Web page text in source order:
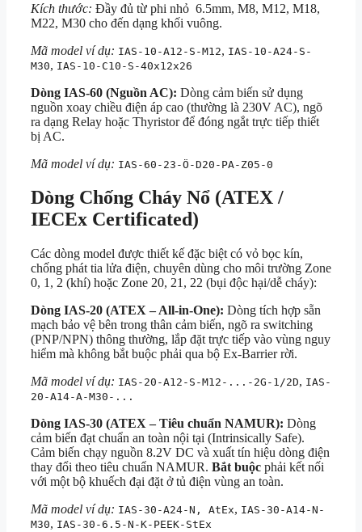
Kích thước: Đầy đủ từ phi nhỏ 6.5mm, M8, M12, M18,
M22, M30 cho đến dạng khối vuông.
Mã model ví dụ: IAS-10-A12-S-M12, IAS-10-A24-S-
M30, IAS-10-C10-S-40x12x26
Dòng IAS-60 (Nguồn AC): Dòng cảm biến sử dụng
nguồn xoay chiều điện áp cao (thường là 230V AC), ngõ
ra dạng Relay hoặc Thyristor để đóng ngắt trực tiếp thiết
bị AC.
Mã model ví dụ: IAS-60-23-Ö-D20-PA-Z05-0
Dòng Chống Cháy Nổ (ATEX /
IECEx Certificated)
Các dòng model được thiết kế đặc biệt có vỏ bọc kín,
chống phát tia lửa điện, chuyên dùng cho môi trường Zone
0, 1, 2 (khí) hoặc Zone 20, 21, 22 (bụi độc hại/dễ cháy):
Dòng IAS-20 (ATEX – All-in-One): Dòng tích hợp sẵn
mạch bảo vệ bên trong thân cảm biến, ngõ ra switching
(PNP/NPN) thông thường, lắp đặt trực tiếp vào vùng nguy
hiểm mà không bắt buộc phải qua bộ Ex-Barrier rời.
Mã model ví dụ: IAS-20-A12-S-M12-...-2G-1/2D, IAS-
20-A14-A-M30-...
Dòng IAS-30 (ATEX – Tiêu chuẩn NAMUR): Dòng
cảm biến đạt chuẩn an toàn nội tại (Intrinsically Safe).
Cảm biến chạy nguồn 8.2V DC và xuất tín hiệu dòng điện
thay đổi theo tiêu chuẩn NAMUR. Bắt buộc phải kết nối
với một bộ khuếch đại đặt ở tủ điện vùng an toàn.
Mã model ví dụ: IAS-30-A24-N, AtEx, IAS-30-A14-N-
M30, IAS-30-6.5-N-K-PEEK-StEx